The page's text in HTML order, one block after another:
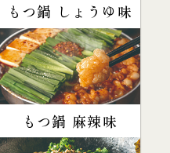
もつ鍋 しょうゆ味
もつ鍋 麻辣味